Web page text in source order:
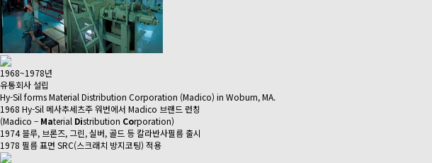
1968~1978년
유통회사 설립
Hy-Sil forms Material Distribution Corporation (Madico) in Woburn, MA.
1968 Hy-Sil 메사추세츠주 워번에서 Madico 브랜드 런칭
(Madico – Material Distribution Corporation)
1974 블루, 브론즈, 그린, 실버, 골드 등 칼라반사필름 출시
1978 필름 표면 SRC(스크래치 방지코팅) 적용